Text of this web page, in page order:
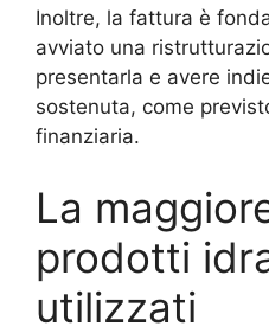
Inoltre, la fattura è
avviato una
presentarla e avere
sostenuta, come
finanziaria.
La
prodotti
utilizzati